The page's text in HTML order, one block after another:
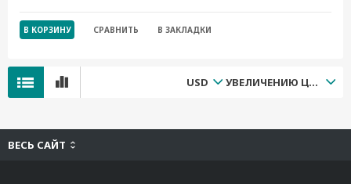
В КОРЗИНУ СРАВНИТЬ В ЗАКЛАДКИ
USD УВЕЛИЧЕНИЮ ЦЕНЫ
ВЕСЬ САЙТ